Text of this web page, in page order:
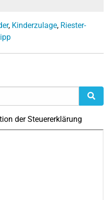
, Kinderzulage, Riester-
der Steuererklärung